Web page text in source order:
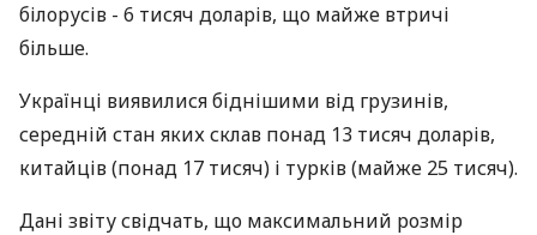
білорусів - 6 тисяч доларів, що майже втричі
більше.
Українці виявилися біднішими від грузинів,
середній стан яких склав понад 13 тисяч доларів,
китайців (понад 17 тисяч) і турків (майже 25 тисяч).
Дані звіту свідчать, що максимальний розмір